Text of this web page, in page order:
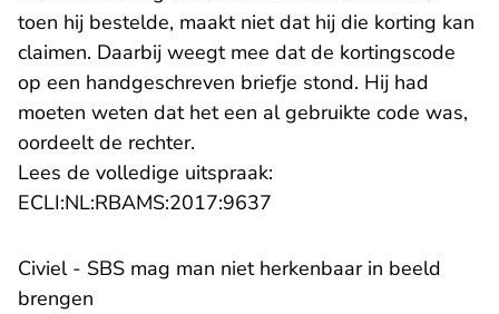
toen hij bestelde, maakt niet dat hij die korting kan
claimen. Daarbij weegt mee dat de kortingscode
op een handgeschreven briefje stond. Hij had
moeten weten dat het een al gebruikte code was,
oordeelt de rechter.
Lees de volledige uitspraak:
ECLI:NL:RBAMS:2017:9637
Civiel - SBS mag man niet herkenbaar in beeld
brengen